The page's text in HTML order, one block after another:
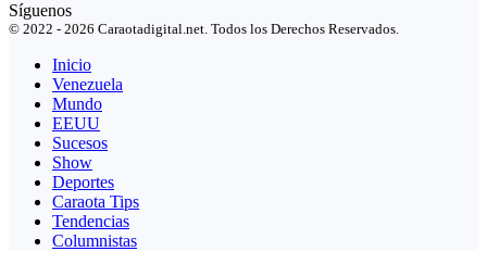
Síguenos
© 2022 - 2026 Caraotadigital.net. Todos los Derechos Reservados.
Inicio
Venezuela
Mundo
EEUU
Sucesos
Show
Deportes
Caraota Tips
Tendencias
Columnistas